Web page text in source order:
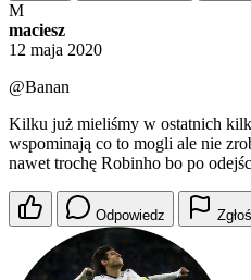
M
maciesz
12 maja 2020
@Banan
Kilku już mieliśmy w ostatnich
wspominają co to mogli ale nie
nawet trochę Robinho bo po
Odpowiedz Zgłoś